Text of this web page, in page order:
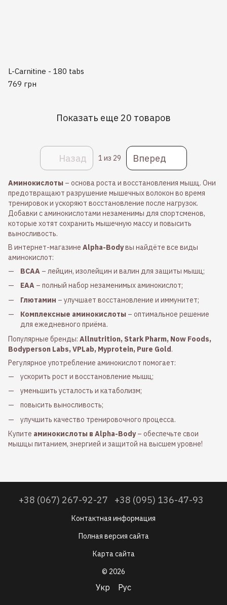
L-Carnitine - 180 tabs
769 грн
Показать еще 20 товаров
Назад 1 из 29 Вперед
Аминокислоты – основа роста и восстановления мышц. Они
предотвращают разрушение мышечных волокон во время
тренировок и ускоряют восстановление после нагрузок.
Добавки с аминокислотами незаменимы для спортсменов,
которые хотят сохранить мышечную массу и повысить
выносливость.
В интернет-магазине Alpha-Bodyвы найдёте все виды
аминокислот:
BCAA – лейцин, изолейцин и валин для защиты мышц;
EAA – полный набор незаменимых аминокислот;
Глютамин – улучшает восстановление и иммунитет;
Комплексные аминокислоты – оптимальное решение
для ежедневного приёма.
Популярные бренды: Allnutrition, Stark Pharm, Now Foods,
Bodyperson Labs, VPLab, Myprotein, Pure Gold.
Регулярное употребление аминокислот помогает:
ускорить рост и восстановление мышц;
уменьшить усталость и катаболизм;
повысить выносливость;
улучшить качество тренировочного процесса.
Купите аминокислоты в Alpha-Body– обеспечьте свои
мышцы питанием, энергией и защитой на высшем уровне!
+38 (067) 267-92-27 +38 (095) 136-47-93
Контактная информация
Полная версия сайта
Карта сайта
© 2026
Укр Рус